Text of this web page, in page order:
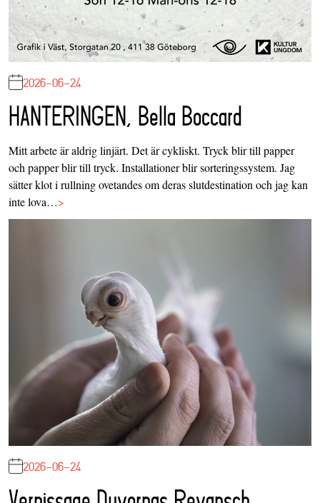
2026-06-24
HANTERINGEN, Bella Boccard
Mitt arbete är aldrig linjärt. Det är cykliskt. Tryck blir till papper
och papper blir till tryck. Installationer blir sorteringssystem. Jag
sätter klot i rullning ovetandes om deras slutdestination och jag kan
inte lova…>
2026-06-24